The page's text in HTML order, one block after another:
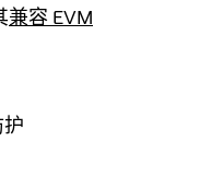
兼容 EVM